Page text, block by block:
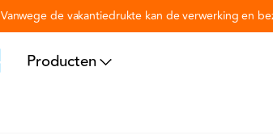
Vanwege de vakantiedrukte kan de verwerking en
Producten